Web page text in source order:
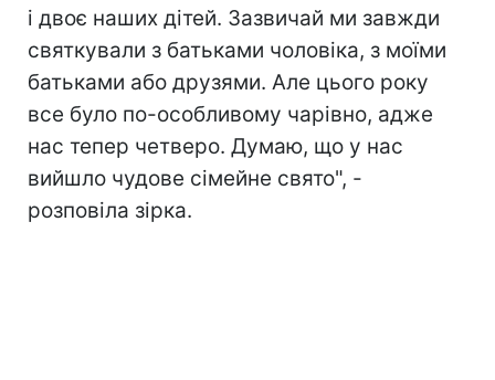
і двоє наших дітей. Зазвичай ми завжди
святкували з батьками чоловіка, з моїми
батьками або друзями. Але цього року
все було по-особливому чарівно, адже
нас тепер четверо. Думаю, що у нас
вийшло чудове сімейне свято", -
розповіла зірка.